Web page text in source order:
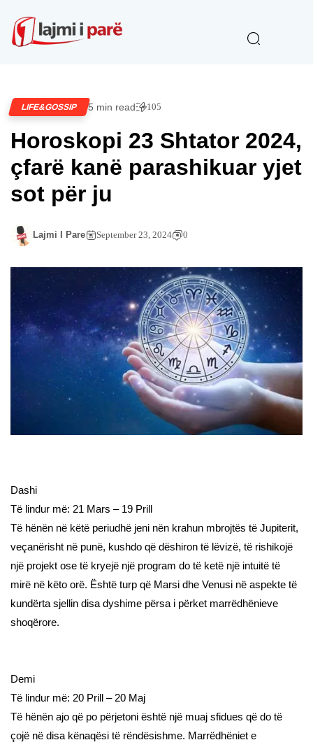
LIFE&GOSSIP 5 min read 105
Horoskopi 23 Shtator 2024,
çfarë kanë parashikuar yjet
sot për ju
Lajmi I Pare September 23, 2024 0
Dashi
Të lindur më: 21 Mars – 19 Prill
Të hënën në këtë periudhë jeni nën krahun mbrojtës të Jupiterit,
veçanërisht në punë, kushdo që dëshiron të lëvizë, të rishikojë
një projekt ose të kryejë një program do të ketë një intuitë të
mirë në këto orë. Është turp që Marsi dhe Venusi në aspekte të
kundërta sjellin disa dyshime përsa i përket marrëdhënieve
shoqërore.
Demi
Të lindur më: 20 Prill – 20 Maj
Të hënën ajo që po përjetoni është një muaj sfidues që do të
çojë në disa kënaqësi të rëndësishme. Marrëdhëniet e